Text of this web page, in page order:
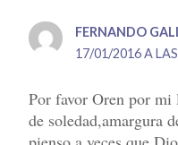
FERNANDO
17/01/2016 A
Por favor Oren por mi
de soledad,amargura